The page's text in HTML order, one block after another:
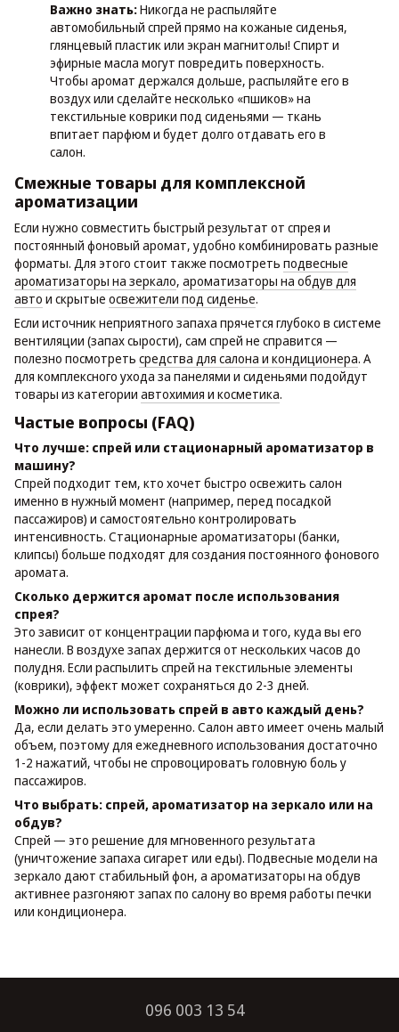
Важно знать:Никогда не распыляйте
автомобильный спрей прямо на кожаные сиденья,
глянцевый пластик или экран магнитолы! Спирт и
эфирные масла могут повредить поверхность.
Чтобы аромат держался дольше, распыляйте его в
воздух или сделайте несколько «пшиков» на
текстильные коврики под сиденьями — ткань
впитает парфюм и будет долго отдавать его в
салон.
Смежные товары для комплексной
ароматизации
Если нужно совместить быстрый результат от спрея и
постоянный фоновый аромат, удобно комбинировать разные
форматы. Для этого стоит также посмотреть подвесные
ароматизаторы на зеркало, ароматизаторы на обдув для
авто и скрытые освежители под сиденье.
Если источник неприятного запаха прячется глубоко в системе
вентиляции (запах сырости), сам спрей не справится —
полезно посмотреть средства для салона и кондиционера. А
для комплексного ухода за панелями и сиденьями подойдут
товары из категории автохимия и косметика.
Частые вопросы (FAQ)
Что лучше: спрей или стационарный ароматизатор в
машину?
Спрей подходит тем, кто хочет быстро освежить салон
именно в нужный момент (например, перед посадкой
пассажиров) и самостоятельно контролировать
интенсивность. Стационарные ароматизаторы (банки,
клипсы) больше подходят для создания постоянного фонового
аромата.
Сколько держится аромат после использования
спрея?
Это зависит от концентрации парфюма и того, куда вы его
нанесли. В воздухе запах держится от нескольких часов до
полудня. Если распылить спрей на текстильные элементы
(коврики), эффект может сохраняться до 2-3 дней.
Можно ли использовать спрей в авто каждый день?
Да, если делать это умеренно. Салон авто имеет очень малый
объем, поэтому для ежедневного использования достаточно
1-2 нажатий, чтобы не спровоцировать головную боль у
пассажиров.
Что выбрать: спрей, ароматизатор на зеркало или на
обдув?
Спрей — это решение для мгновенного результата
(уничтожение запаха сигарет или еды). Подвесные модели на
зеркало дают стабильный фон, а ароматизаторы на обдув
активнее разгоняют запах по салону во время работы печки
или кондиционера.
096 003 13 54